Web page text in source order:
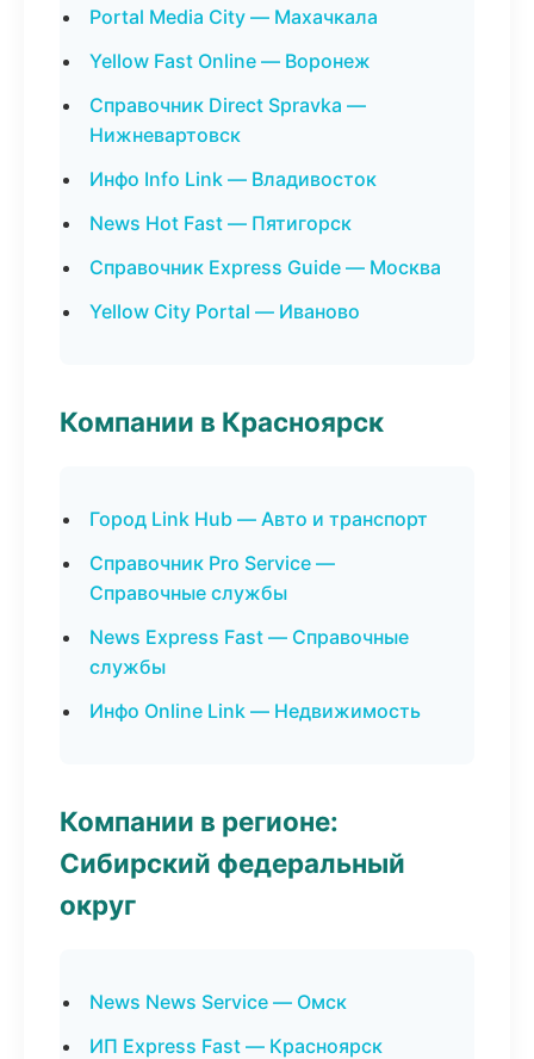
Portal Media City — Махачкала
Yellow Fast Online — Воронеж
Справочник Direct Spravka —
Нижневартовск
Инфо Info Link — Владивосток
News Hot Fast — Пятигорск
Справочник Express Guide — Москва
Yellow City Portal — Иваново
Компании в Красноярск
Город Link Hub — Авто и транспорт
Справочник Pro Service —
Справочные службы
News Express Fast — Справочные
службы
Инфо Online Link — Недвижимость
Компании в регионе:
Сибирский федеральный
округ
News News Service — Омск
ИП Express Fast — Красноярск